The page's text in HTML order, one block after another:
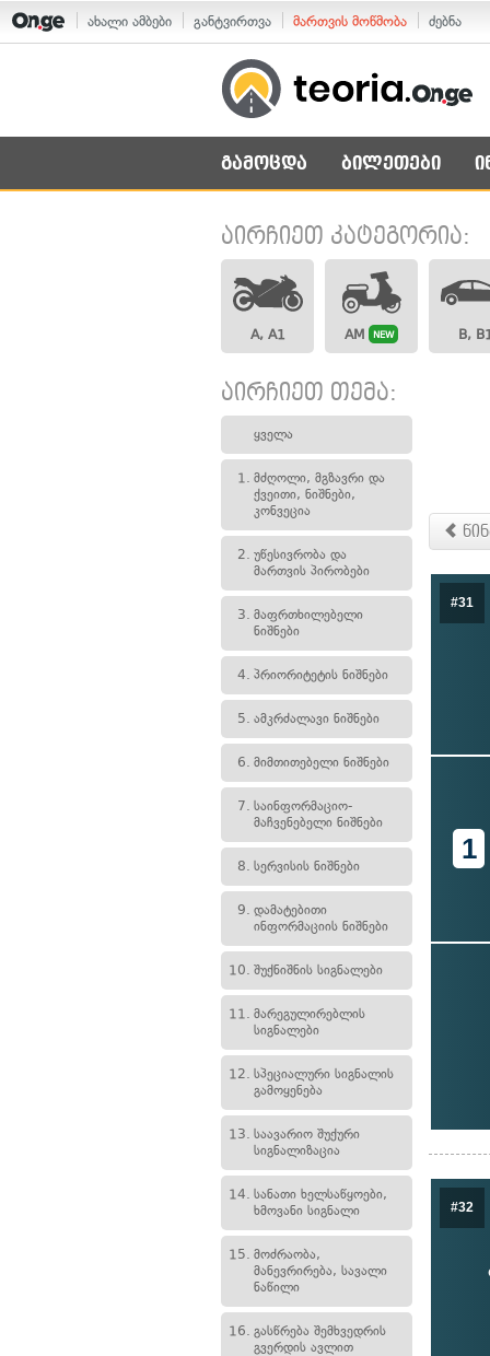
ახალი ამბები განტვირთვა მართვის მოწმობა ძებნა
გამოცდა ბილეთები
აირჩიეთ კატეგორია:
A, A1 AM NEW B,
აირჩიეთ თემა:
ყველა
1. მძღოლი, მგზავრი და
ქვეითი, ნიშნები,
კონვეცია
2. უწესივრობა და
მართვის პირობები
3. მაფრთხილებელი
ნიშნები
4. პრიორიტეტის ნიშნები
5. ამკრძალავი ნიშნები
6. მიმთითებელი ნიშნები
7. საინფორმაციო-
მაჩვენებელი ნიშნები
8. სერვისის ნიშნები
9. დამატებითი
ინფორმაციის ნიშნები
10. შუქნიშნის სიგნალები
11. მარეგულირებლის
სიგნალები
12. სპეციალური სიგნალის
გამოყენება
13. საავარიო შუქური
სიგნალიზაცია
14. სანათი ხელსაწყოები,
ხმოვანი სიგნალი
15. მოძრაობა,
მანევრირება, სავალი
ნაწილი
16. გასწრება შემხვედრის
გვერდის ავლით
#31
1
#32